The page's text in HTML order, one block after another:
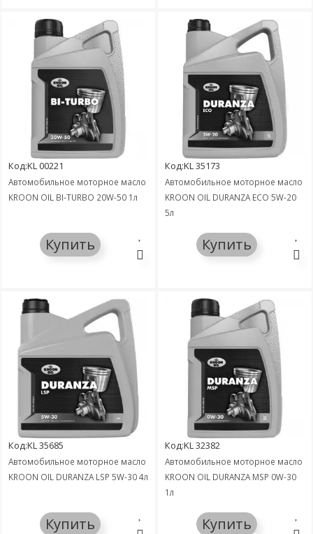
Код:KL 00221
Автомобильное моторное масло
KROON OIL BI-TURBO 20W-50 1л
Купить
Код:KL 35173
Автомобильное моторное масло
KROON OIL DURANZA ECO 5W-20
5л
Купить
Код:KL 35685
Автомобильное моторное масло
KROON OIL DURANZA LSP 5W-30 4л
Купить
Код:KL 32382
Автомобильное моторное масло
KROON OIL DURANZA MSP 0W-30
1л
Купить